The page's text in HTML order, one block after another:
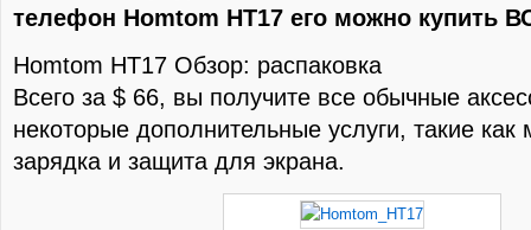
телефон Homtom HT17 его можно купить
Homtom HT17 Обзор: распаковка
Всего за $ 66, вы получите все обычные
некоторые дополнительные услуги, такие как
зарядка и защита для экрана.